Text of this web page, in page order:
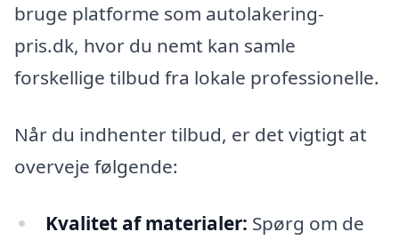
bruge platforme som autolakering-
pris.dk, hvor du nemt kan samle
forskellige tilbud fra lokale professionelle.
Når du indhenter tilbud, er det vigtigt at
overveje følgende:
Kvalitet af materialer: Spørg om de